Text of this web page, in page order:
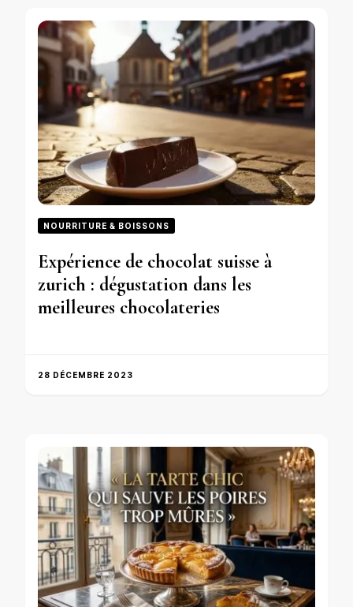
NOURRITURE & BOISSONS
Expérience de chocolat suisse à
zurich : dégustation dans les
meilleures chocolateries
28 DÉCEMBRE 2023